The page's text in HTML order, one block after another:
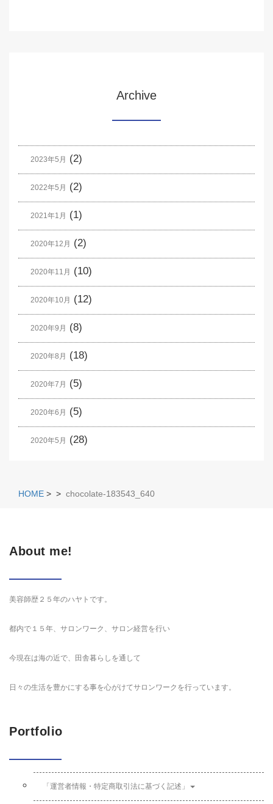
Archive
2023年5月 (2)
2022年5月 (2)
2021年1月 (1)
2020年12月 (2)
2020年11月 (10)
2020年10月 (12)
2020年9月 (8)
2020年8月 (18)
2020年7月 (5)
2020年6月 (5)
2020年5月 (28)
HOME > > chocolate-183543_640
About me!
美容師歴２５年のハヤトです。
都内で１５年、サロンワーク、サロン経営を行い
今現在は海の近で、田舎暮らしを通して
日々の生活を豊かにする事を心がけてサロンワークを行っています。
Portfolio
「運営者情報・特定商取引法に基づく記述」